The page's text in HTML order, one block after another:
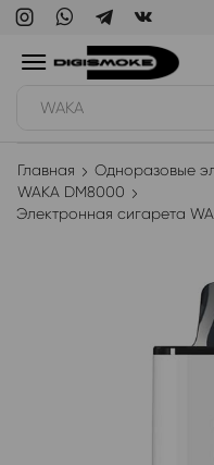
WAKA
Главная Одноразовые
WAKA DM8000
Электронная сигарета